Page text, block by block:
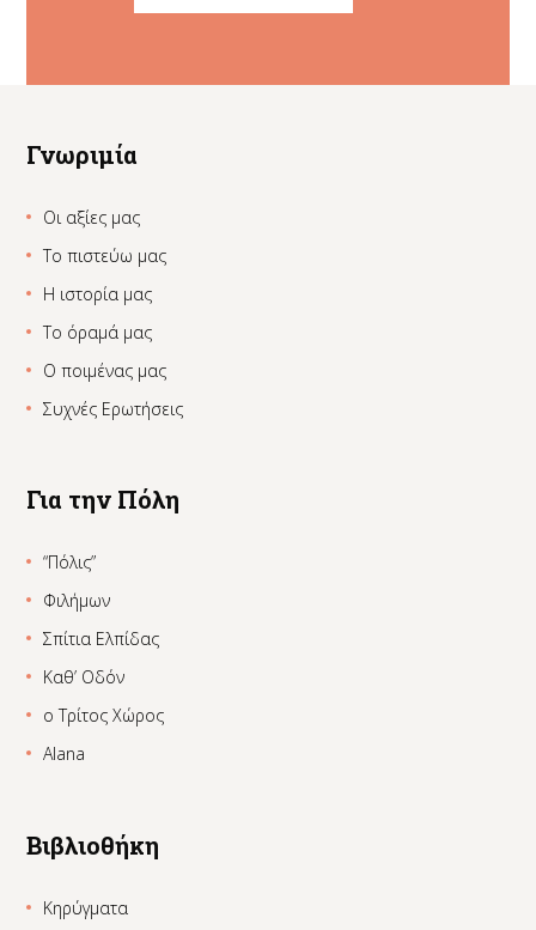
Γνωριμία
Οι αξίες μας
Το πιστεύω μας
Η ιστορία μας
Το όραμά μας
Ο ποιμένας μας
Συχνές Ερωτήσεις
Για την Πόλη
“Πόλις”
Φιλήμων
Σπίτια Ελπίδας
Καθ’ Οδόν
ο Τρίτος Χώρος
Alana
Βιβλιοθήκη
Κηρύγματα